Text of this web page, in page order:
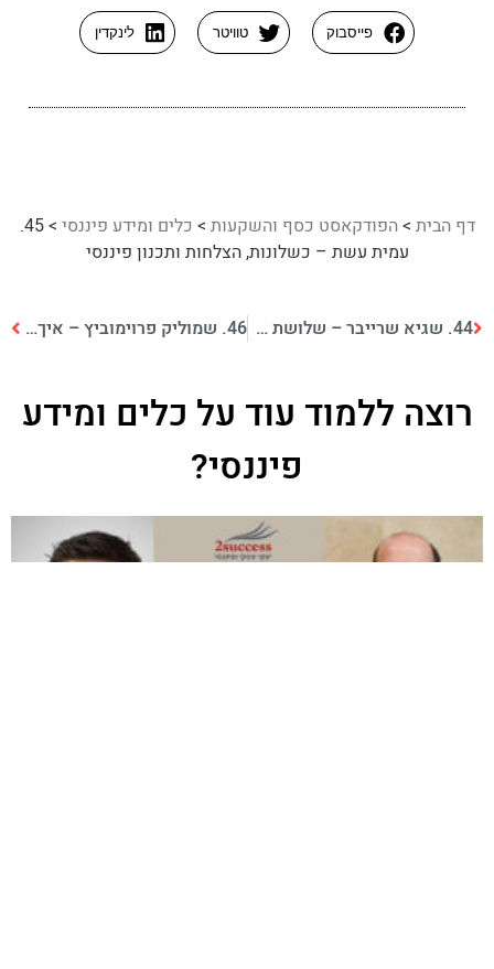
פייסבוק טוויטר לינקדין
דף הבית >הפודקאסט כסף והשקעות > כלים ומידע פיננסי >
45.
עמית עשת – כשלונות, הצלחות ותכנון פיננסי
44. שגיא שרייבר – שלושת הצעדים להגדלת הכנסות ופריצת חסמים 46. שמוליק פרוימוביץ – איך ליצור מקורות הכנסה נוספים
רוצה ללמוד עוד על כלים ומידע
פיננסי?